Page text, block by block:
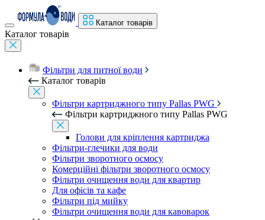
Каталог товарів
Каталог товарів
Фільтри для питної води
Каталог товарів
Фільтри картриджного типу Pallas PWG
Фільтри картриджного типу Pallas PWG
Голови для кріплення картриджа
Фільтри-глечики для води
Фільтри зворотного осмосу
Комерційні фільтри зворотного осмосу
Фільтри очищення води для квартир
Для офісів та кафе
Фільтри під мийку
Фільтри очищення води для кавоварок